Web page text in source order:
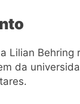
Lilian
da